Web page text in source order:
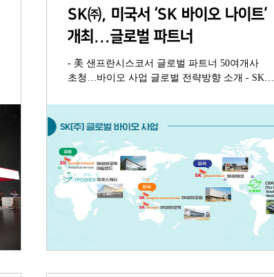
SK㈜, 미국서 ‘SK 바이오 나이트’
개최...글로벌 파트너
- 美 샌프란시스코서 글로벌 파트너 50여개사
초청…바이오 사업 글로벌 전략방향 소개 - SK㈜
이끌 새로운 경영진 참석 - 한국-미국-유럽
‘글로벌 삼각축’ 중심 SK㈜ 현지화 전략 주효…K-